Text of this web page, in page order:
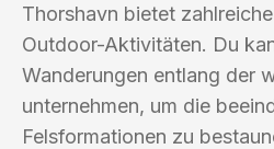
Thorshavn bietet
Outdoor-Aktivitäten. Du
Wanderungen entlang der
unternehmen, um die
Felsformationen zu